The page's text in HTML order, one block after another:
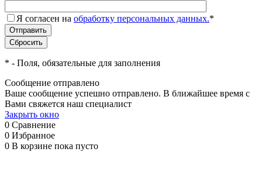
Я согласен на обработку персональных данных.*
* - Поля, обязательные для заполнения
Сообщение отправлено
Ваше сообщение успешно отправлено. В ближайшее время с
Вами свяжется наш специалист
Закрыть окно
0 Сравнение
0 Избранное
0 В корзине пока пусто